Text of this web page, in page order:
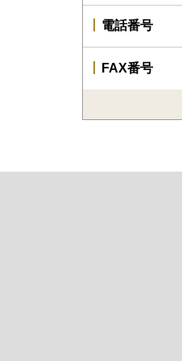
電話番号
FAX番号